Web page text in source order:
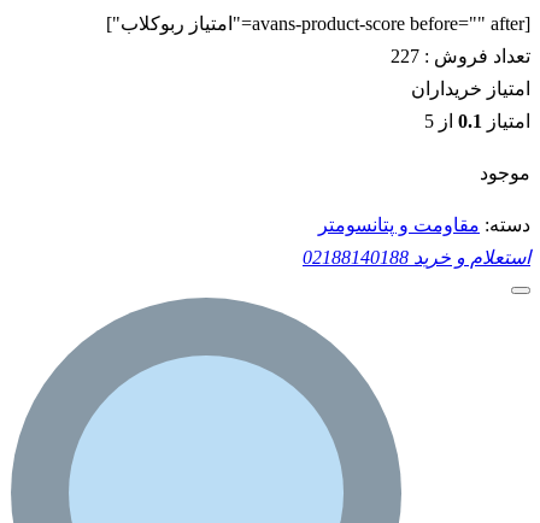
[avans-product-score before="" after="امتیاز ربوکلاب"]
تعداد فروش : 227
امتیاز خریداران
امتیاز 0.1 از 5
موجود
دسته: مقاومت و پتانسومتر
استعلام و خرید 02188140188